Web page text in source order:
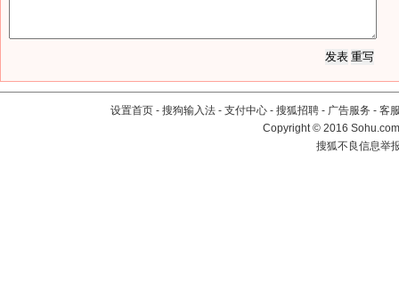
设置首页 - 搜狗输入法 - 支付中心 - 搜狐招聘 - 广告服务 - 客
Copyright©2016
搜狐不良信息举